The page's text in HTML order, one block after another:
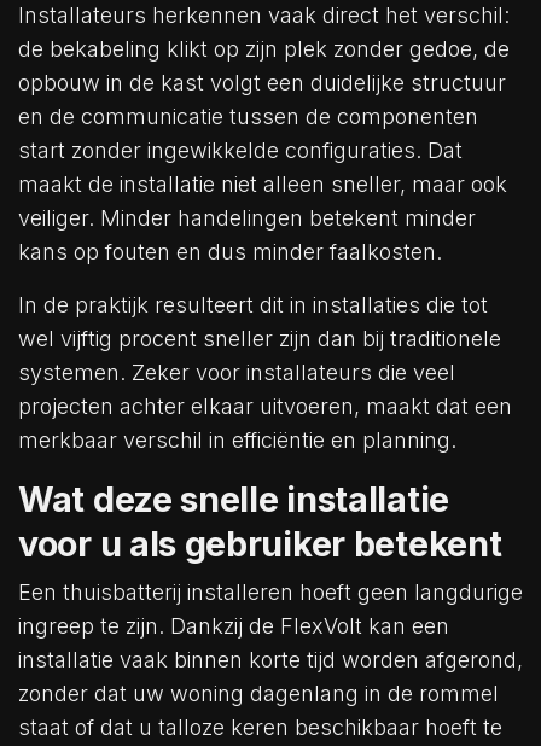
Installateurs herkennen vaak direct het verschil:
de bekabeling klikt op zijn plek zonder gedoe, de
opbouw in de kast volgt een duidelijke structuur
en de communicatie tussen de componenten
start zonder ingewikkelde configuraties. Dat
maakt de installatie niet alleen sneller, maar ook
veiliger. Minder handelingen betekent minder
kans op fouten en dus minder faalkosten.
In de praktijk resulteert dit in installaties die tot
wel vijftig procent sneller zijn dan bij traditionele
systemen. Zeker voor installateurs die veel
projecten achter elkaar uitvoeren, maakt dat een
merkbaar verschil in efficiëntie en planning.
Wat deze snelle installatie
voor u als gebruiker betekent
Een thuisbatterij installeren hoeft geen langdurige
ingreep te zijn. Dankzij de FlexVolt kan een
installatie vaak binnen korte tijd worden afgerond,
zonder dat uw woning dagenlang in de rommel
staat of dat u talloze keren beschikbaar hoeft te